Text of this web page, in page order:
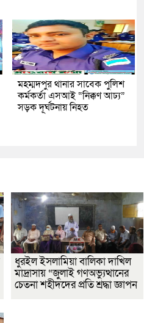
মহম্মদপুর থানার সাবেক পুলিশ
কর্মকর্তা এসআই “নিক্কণ আঢ্য”
সড়ক দূর্ঘটনায় নিহত
ধুরইল ইসলামিয়া বালিকা দাখিল
মাদ্রাসায় “জুলাই গণঅভ্যুত্থানের
চেতনা শহীদদের প্রতি শ্রদ্ধা জ্ঞাপন